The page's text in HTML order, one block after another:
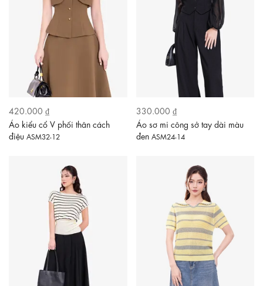
420.000 ₫
Áo kiểu cổ V phối thân cách
điệu ASM32-12
330.000 ₫
Áo sơ mi công sở tay dài màu
đen ASM24-14